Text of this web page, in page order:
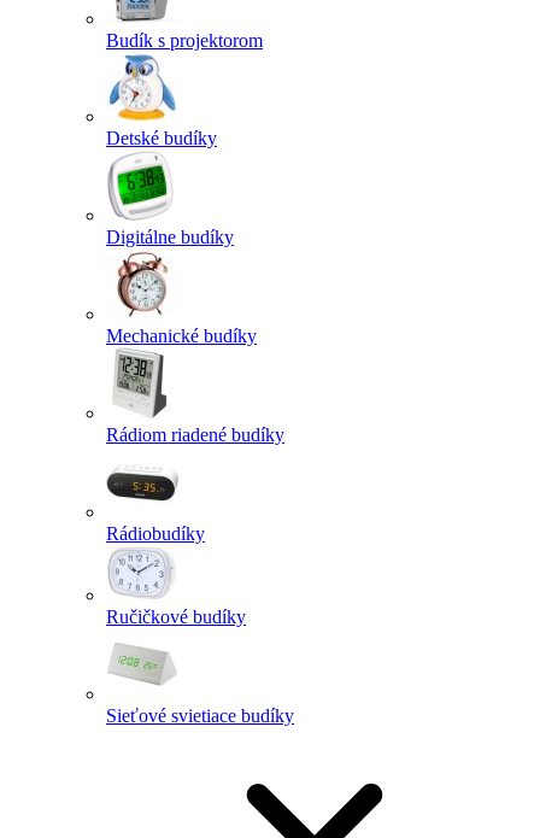
Budík s projektorom
Detské budíky
Digitálne budíky
Mechanické budíky
Rádiom riadené budíky
Rádiobudíky
Ručičkové budíky
Sieťové svietiace budíky